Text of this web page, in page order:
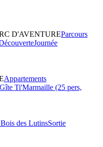
D'AVENTUREParcours
Journée
Appartements
Gîte Ti'Marmaille (25 pers,
des LutinsSortie